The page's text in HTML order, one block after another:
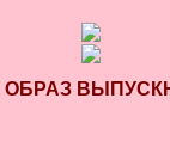
ОБРАЗ